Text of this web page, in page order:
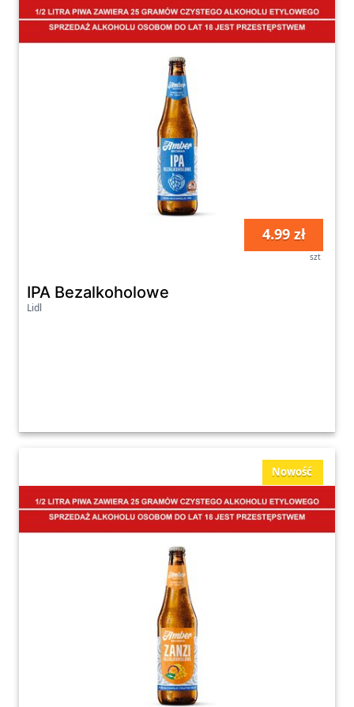
bez wychodzenia z domu.
Zapraszamy do zapoznania się z naszą
kategorią “Piwo i cydr” i odkrycia bogactwa
możliwości, jakie oferuje. Dzięki szerokiemu
wyborowi piw i cydrów z różnych zakątków
świata, możesz podróżować smakami i
eksperymentować z różnymi rodzajami
napojów alkoholowych. Znajdziesz u nas
zarówno klasyczne propozycje, jak i
nowatorskie interpretacje piwnego rzemiosła.
Odkryj świat piwa i cydru razem z nami!4.99 zł
szt
IPA Bezalkoholowe
Lidl
Nowość